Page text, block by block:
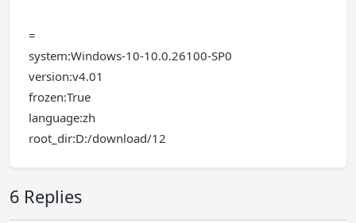
=
system:Windows-10-10.0.26100-SP0
version:v4.01
frozen:True
language:zh
root_dir:D:/download/12
6 Replies